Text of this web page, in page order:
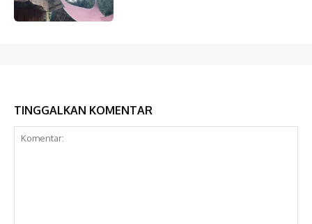
TINGGALKAN KOMENTAR